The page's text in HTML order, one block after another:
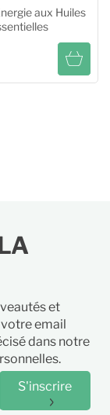
aux Huiles
et
email
dans notre
S'inscrire